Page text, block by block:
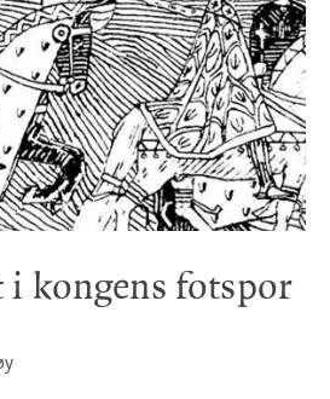
i kongens fotspor